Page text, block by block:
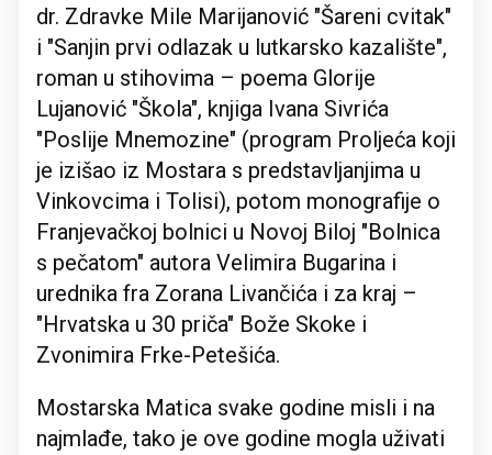
dr. Zdravke Mile Marijanović "Šareni cvitak"
i "Sanjin prvi odlazak u lutkarsko kazalište",
roman u stihovima – poema Glorije
Lujanović "Škola", knjiga Ivana Sivrića
"Poslije Mnemozine" (program Proljeća koji
je izišao iz Mostara s predstavljanjima u
Vinkovcima i Tolisi), potom monografije o
Franjevačkoj bolnici u Novoj Biloj "Bolnica
s pečatom" autora Velimira Bugarina i
urednika fra Zorana Livančića i za kraj –
"Hrvatska u 30 priča" Bože Skoke i
Zvonimira Frke-Petešića.
Mostarska Matica svake godine misli i na
najmlađe, tako je ove godine mogla uživati